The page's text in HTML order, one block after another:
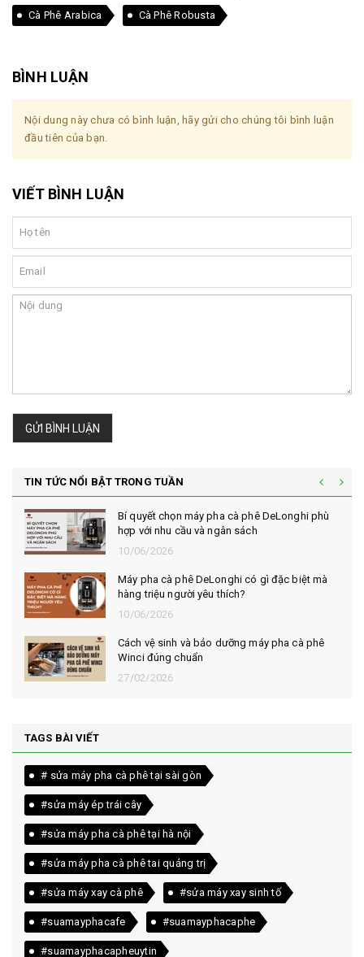
Cà Phê Arabica Cà Phê Robusta
BÌNH LUẬN
Nội dung này chưa có bình luận, hãy gửi cho chúng tôi bình luận
đầu tiên của bạn.
VIẾT BÌNH LUẬN
GỬI BÌNH LUẬN
TIN TỨC NỔI BẬT TRONG TUẦN
Bí quyết chọn máy pha cà phê DeLonghi phù
hợp với nhu cầu và ngân sách
10/06/2026
Máy pha cà phê DeLonghi có gì đặc biệt mà
hàng triệu người yêu thích?
10/06/2026
Cách vệ sinh và bảo dưỡng máy pha cà phê
Winci đúng chuẩn
27/02/2026
TAGS BÀI VIẾT
# sửa máy pha cà phê tại sài gòn
#sửa máy ép trái cây
#sửa máy pha cà phê tại hà nội
#sửa máy pha cà phê tai quảng trị
#sửa máy xay cà phê #sửa máy xay sinh tố
#suamayphacafe #suamayphacaphe
#suamayphacapheuytin